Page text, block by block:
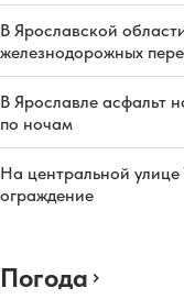
В Ярославской
железнодорожных
В Ярославле асфальт
по ночам
На центральной улице
ограждение
Погода